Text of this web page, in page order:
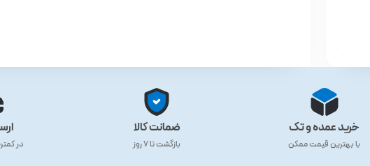
خرید عمده و تک
با بهترین قیمت ممکن
ضمانت کالا
بازگشت تا ۷ روز در